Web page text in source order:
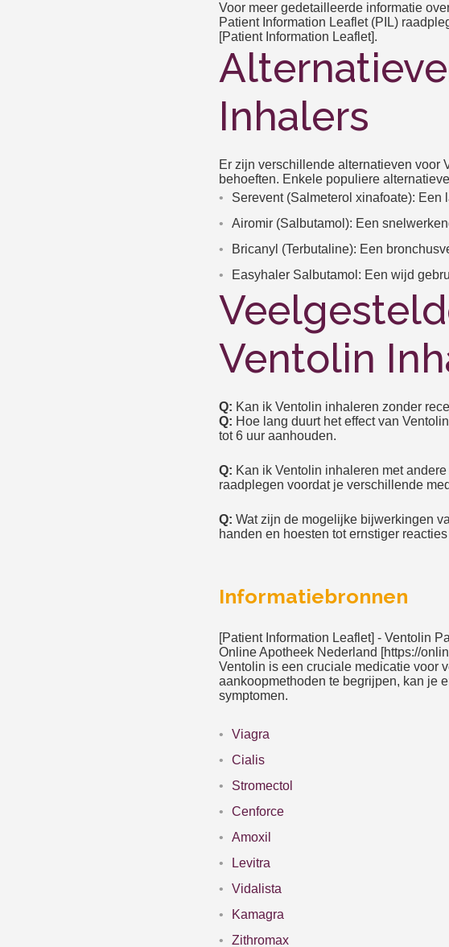
Voor meer gedetailleerde informatie
Patient Information Leaflet (PIL)
[Patient Information Leaflet].
Inhalers
Er zijn verschillende alternatieven voor
behoeften. Enkele populiere
Serevent (Salmeterol xinafoate): Een
Airomir (Salbutamol): Een
Bricanyl (Terbutaline): Een
Easyhaler Salbutamol: Een wijd
Ventolin
Q: Kan ik Ventolin inhaleren zonder
Q: Hoe lang duurt het effect van
tot 6 uur aanhouden.
Q: Kan ik Ventolin inhaleren met
raadplegen voordat je verschillende
Q: Wat zijn de mogelijke bijwerkingen
handen en hoesten tot ernstiger
Informatiebronnen
[Patient Information Leaflet] - Ventolin
Online Apotheek Nederland [https://
Ventolin is een cruciale medicatie voor
aankoopmethoden te begrijpen, kan je
symptomen.
Viagra
Cialis
Stromectol
Cenforce
Amoxil
Levitra
Vidalista
Kamagra
Zithromax